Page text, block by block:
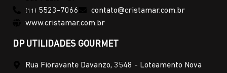
(11) 5523-7066
contato@cristamar.com.br
www.cristamar.com.br
DP UTILIDADES GOURMET
Rua Fioravante Davanzo, 3548 - Loteamento Nova